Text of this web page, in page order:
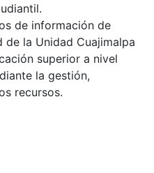
de información de
la Unidad Cuajimalpa
superior a nivel
la gestión,
recursos.